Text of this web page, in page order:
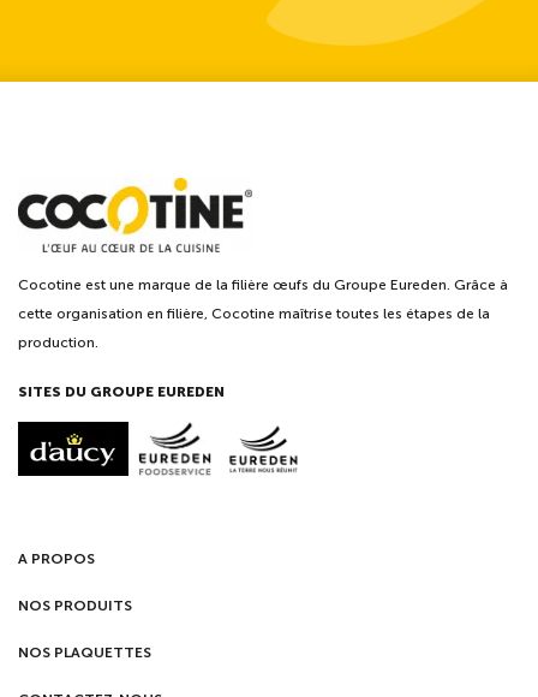
Cocotine est une marque de la filière œufs du Groupe Eureden. Grâce à
cette organisation en filière, Cocotine maîtrise toutes les étapes de la
production.
SITES DU GROUPE EUREDEN
A PROPOS
NOS PRODUITS
NOS PLAQUETTES